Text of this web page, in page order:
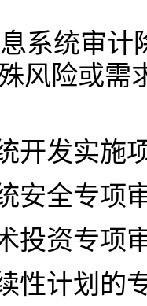
系统审
风险或需
开发实施
安全专项
投资专项
性计划的